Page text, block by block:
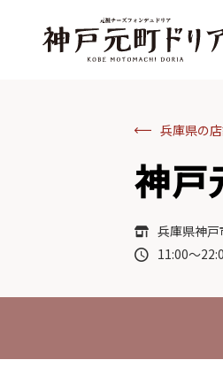
兵庫県の
神戸
兵庫県神
11:00～